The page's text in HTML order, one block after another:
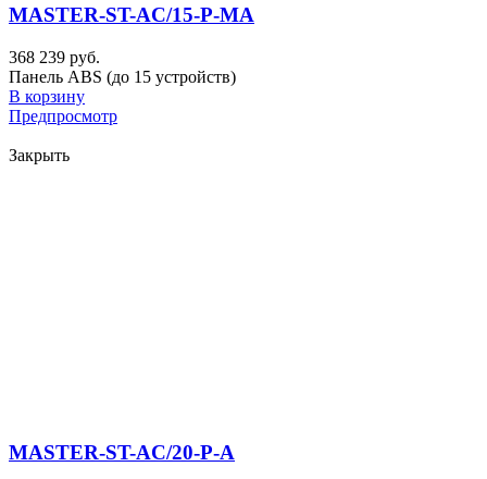
MASTER-ST-AC/15-P-MA
368 239 руб.
Панель ABS (до 15 устройств)
В корзину
Предпросмотр
Закрыть
MASTER-ST-AC/20-P-A